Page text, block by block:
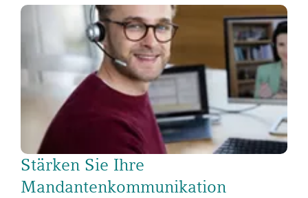
Stärken Sie Ihre
Mandantenkommunikation